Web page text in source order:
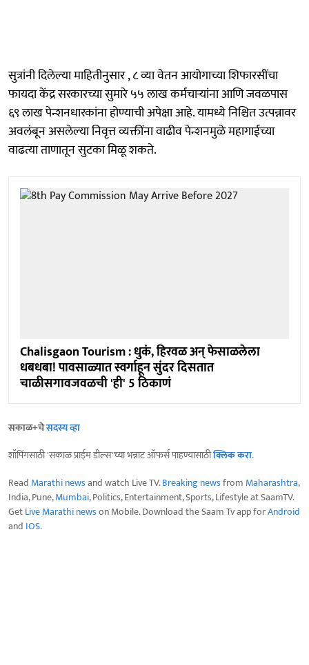
सुत्रांनी दिलेल्या माहितीनुसार , ८ व्या वेतन आयोगाच्या शिफारसींचा
फायदा केंद्र सरकारच्या सुमारे ५५ लाख कर्मचाऱ्यांना आणि जवळपास
६९ लाख पेन्शनधारकांना होण्याची अपेक्षा आहे. यामध्ये निश्चित उत्पन्नावर
अवलंबून असलेल्या निवृत्त व्यक्तींना वाढीव पेन्शनमुळे महागाईच्या
वाढत्या ताणातून सुटका मिळू शकते.
Chalisgaon Tourism : धुकं, हिरवळ अन् फेसाळलेला
धबधबा! पावसाळ्यात स्वर्गाहून सुंदर दिसतात
चाळीसगावजवळची 'ही' 5 ठिकाणं
सकाळ+चेसदस्य व्हा
शॉपिंगसाठी 'सकाळ प्राईम डील्स'च्या भन्नाट ऑफर्स पाहण्यासाठीक्लिक करा.
Read Marathi newsand watch Live TV.Breaking newsfrom Maharashtra,
India, Pune,Mumbai, Politics, Entertainment, Sports, Lifestyle at SaamTV.
GetLive Marathi newson Mobile. Download the Saam Tv app forAndroid
and IOS.